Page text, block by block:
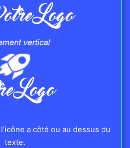
a côté ou au dessus du
texte.